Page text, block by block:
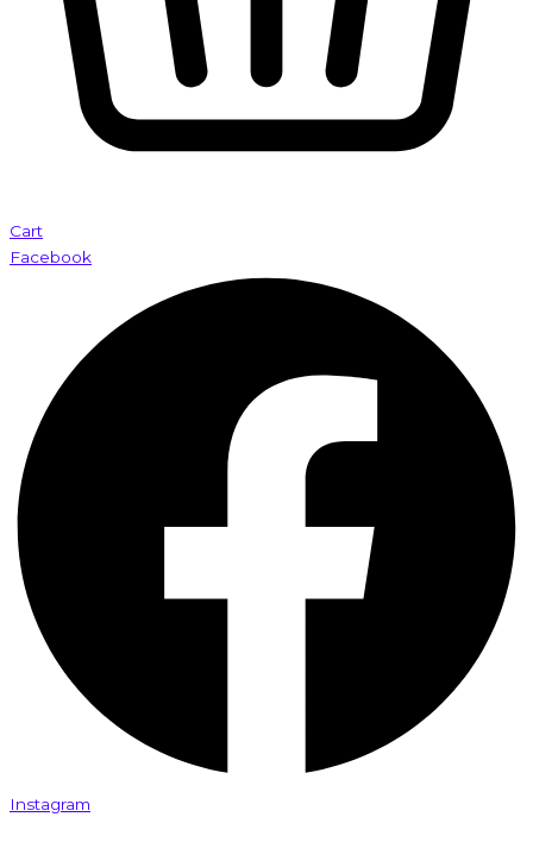
Cart
Facebook
Instagram